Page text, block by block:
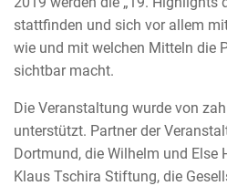
stattfinden und sich vor allem
wie und mit welchen Mitteln die
sichtbar macht.
Die Veranstaltung wurde von
unterstützt. Partner der
Dortmund, die Wilhelm und Else
Klaus Tschira Stiftung, die